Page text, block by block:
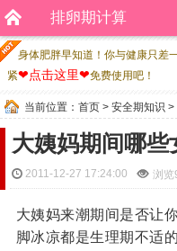
排卵期计算
身体肥胖早知道！你与健康只差
紧❤点击这里❤免费使用吧！
当前位置： 首页 > 安全期知识 >
大姨妈期间哪些
2011-12-27 17:24:00 浏览
大姨妈来潮期间是否让
脚冰凉都是生理期不适